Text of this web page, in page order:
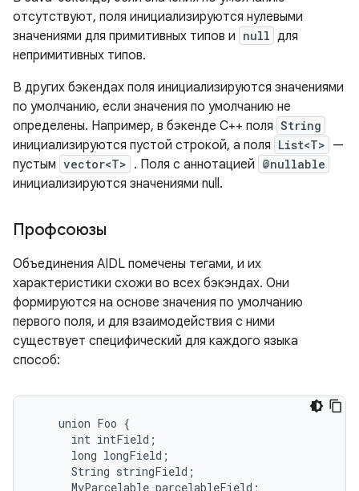
отсутствуют, поля инициализируются нулевыми
значениями для примитивных типов и null для
непримитивных типов.
В других бэкендах поля инициализируются значениями
по умолчанию, если значения по умолчанию не
определены. Например, в бэкенде C++ поля String
инициализируются пустой строкой, а поля List<T> —
пустым vector<T> . Поля с аннотацией @nullable
инициализируются значениями null.
Профсоюзы
Объединения AIDL помечены тегами, и их
характеристики схожи во всех бэкэндах. Они
формируются на основе значения по умолчанию
первого поля, и для взаимодействия с ними
существует специфический для каждого языка
способ:
    union Foo {
      int intField;
      long longField;
      String stringField;
      MyParcelable parcelableField;